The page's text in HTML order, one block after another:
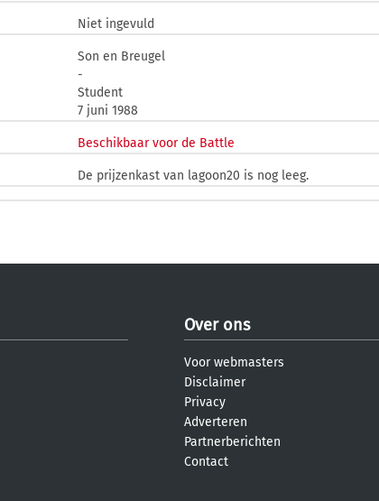
Niet ingevuld
Son en Breugel
-
Student
7 juni 1988
Beschikbaar voor de Battle
De prijzenkast van lagoon20 is nog leeg.
Over ons
Voor webmasters
Disclaimer
Privacy
Adverteren
Partnerberichten
Contact